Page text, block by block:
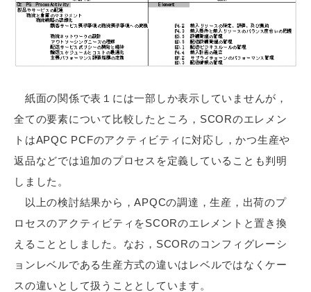
紙面の関係で表１には一部しか表示していませんが，
全ての要素について比較したところ，SCORのエレメン
トはAPQC PCFのアクティビティに対応し，かつ生産や
返品などでは追加のプロセスを定義していることも判明
しました。
以上の検討結果から，APQCの調達，生産，出荷のプ
ロセスのアクティビティをSCORのエレメントと置き換
えることとしました。なお，SCORのコンフィグレーシ
ョンレベルである生産方式の違いはレベルではなくケー
スの違いとして扱うこととしています。